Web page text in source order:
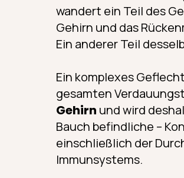
wandert ein Teil des
Gehirn und das
Ein anderer Teil
Ein komplexes
gesamten
Gehirn und wird
Bauch befindliche –
einschließlich der
Immunsystems.